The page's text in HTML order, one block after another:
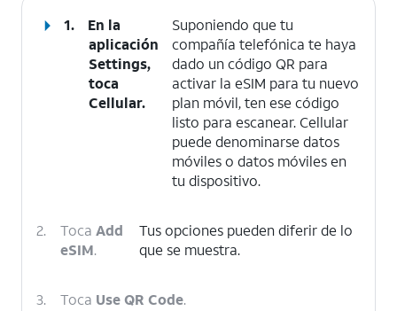
1.
En la
aplicación
Settings,
toca
Cellular.
Suponiendo que tu
compañía telefónica te haya
dado un código QR para
activar la eSIM para tu nuevo
plan móvil, ten ese código
listo para escanear. Cellular
puede denominarse datos
móviles o datos móviles en
tu dispositivo.
2. Toca Add
eSIM.
Tus opciones pueden diferir de lo
que se muestra.
3. Toca Use QR Code.